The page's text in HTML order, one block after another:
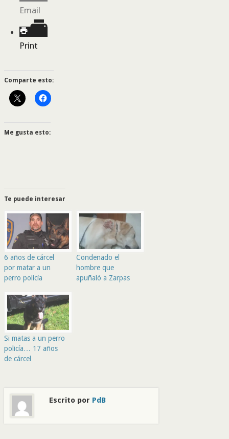
Email
Print
Comparte esto:
Me gusta esto:
Te puede interesar
6 años de cárcel
por matar a un
perro policía
Condenado el
hombre que
apuñaló a Zarpas
Si matas a un perro
policía… 17 años
de cárcel
Escrito por PdB